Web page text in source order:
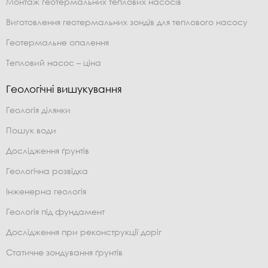
Виготовлення геотермальних зондів для теплового насосу
Геотермальне опалення
Тепловий насос – ціна
Геологічні вишукування
Геологія ділянки
Пошук води
Дослідження ґрунтів
Геологічна розвідка
Інженерна геологія
Геологія під фундамент
Дослідження при реконструкції доріг
Статичне зондування ґрунтів